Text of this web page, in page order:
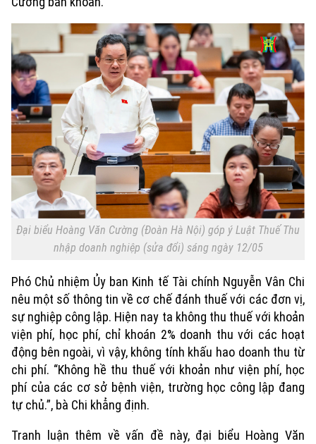
Xu hướng
Đại biểu Hoàng Văn Cường (Đoàn Hà Nội) góp ý Luật Thuế Thu
nhập doanh nghiệp (sửa đổi) sáng ngày 12/05
Phó Chủ nhiệm Ủy ban Kinh tế Tài chính Nguyễn Vân Chi
nêu một số thông tin về cơ chế đánh thuế với các đơn vị,
sự nghiệp công lập. Hiện nay ta không thu thuế với khoản
viện phí, học phí, chỉ khoán 2% doanh thu với các hoạt
động bên ngoài, vì vậy, không tính khấu hao doanh thu từ
chi phí. “Không hề thu thuế với khoản như viện phí, học
phí của các cơ sở bệnh viện, trường học công lập đang
tự chủ.”, bà Chi khẳng định.
Tranh luận thêm về vấn đề này, đại biểu Hoàng Văn